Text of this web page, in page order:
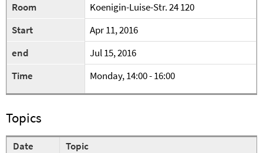
Room
Koenigin-Luise-Str. 24 120
Start
Apr 11, 2016
end
Jul 15, 2016
Time
Monday, 14:00 - 16:00
Topics
Date
Topic